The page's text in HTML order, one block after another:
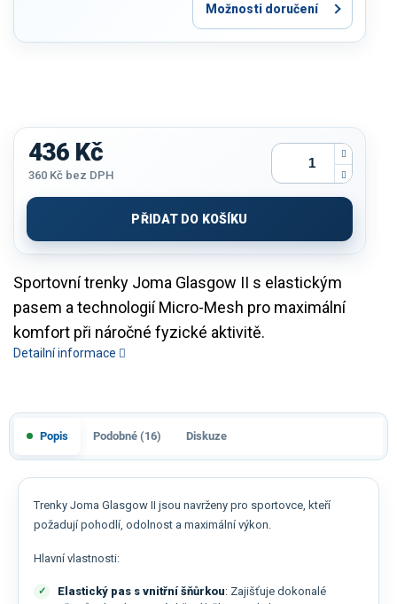
Možnosti doručení
Sportovní trenky Joma Glasgow II s elastickým
pasem a technologií Micro-Mesh pro maximální
komfort při náročné fyzické aktivitě.
Detailní informace
436 Kč
360 Kč bez DPH
cena:
PŘIDAT DO KOŠÍKU
Popis Podobné (16) Diskuze
Trenky Joma Glasgow II jsou navrženy pro sportovce, kteří
požadují pohodlí, odolnost a maximální výkon.
Hlavní vlastnosti:
Elastický pas s vnitřní šňůrkou: Zajišťuje dokonalé